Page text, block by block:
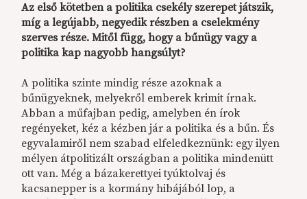
Az első kötetben a politika csekély szerepet játszik,
míg a legújabb, negyedik részben a cselekmény
szerves része. Mitől függ, hogy a bűnügy vagy a
politika kap nagyobb hangsúlyt?
A politika szinte mindig része azoknak a
bűnügyeknek, melyekről emberek krimit írnak.
Abban a műfajban pedig, amelyben én írok
regényeket, kéz a kézben jár a politika és a bűn. És
egyvalamiről nem szabad elfeledkeznünk: egy ilyen
mélyen átpolitizált országban a politika mindenütt
ott van. Még a bázakerettyei tyúktolvaj és
kacsanepper is a kormány hibájából lop, a